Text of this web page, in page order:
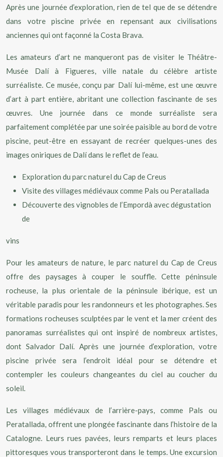
Après une journée d’exploration, rien de tel que de se détendre
dans votre piscine privée en repensant aux civilisations
anciennes qui ont façonné la Costa Brava.
Les amateurs d’art ne manqueront pas de visiter le Théâtre-
Musée Dalí à Figueres, ville natale du célèbre artiste
surréaliste. Ce musée, conçu par Dalí lui-même, est une œuvre
d’art à part entière, abritant une collection fascinante de ses
œuvres. Une journée dans ce monde surréaliste sera
parfaitement complétée par une soirée paisible au bord de votre
piscine, peut-être en essayant de recréer quelques-unes des
images oniriques de Dalí dans le reflet de l’eau.
Exploration du parc naturel du Cap de Creus
Visite des villages médiévaux comme Pals ou Peratallada
Découverte des vignobles de l’Empordà avec dégustation
de
vins
Pour les amateurs de nature, le parc naturel du Cap de Creus
offre des paysages à couper le souffle. Cette péninsule
rocheuse, la plus orientale de la péninsule ibérique, est un
véritable paradis pour les randonneurs et les photographes. Ses
formations rocheuses sculptées par le vent et la mer créent des
panoramas surréalistes qui ont inspiré de nombreux artistes,
dont Salvador Dalí. Après une journée d’exploration, votre
piscine privée sera l’endroit idéal pour se détendre et
contempler les couleurs changeantes du ciel au coucher du
soleil.
Les villages médiévaux de l’arrière-pays, comme Pals ou
Peratallada, offrent une plongée fascinante dans l’histoire de la
Catalogne. Leurs rues pavées, leurs remparts et leurs places
pittoresques vous transporteront dans le temps. Une excursion